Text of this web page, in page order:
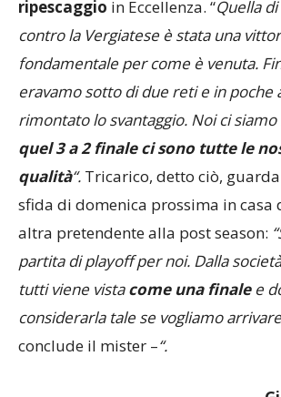
compagini per stabilire la classifica
ripescaggioin Eccellenza. “ Quella di
contro la Vergiatese è stata una
fondamentale per come è venuta.
eravamo sotto di due reti e in poche
rimontato lo svantaggio. Noi ci siamo
quel 3 a 2 finale ci sono tutte le
qualità “.Tricarico, detto ciò,
sfida di domenica prossima in casa
altra pretendente alla post season:
partita di playoff per noi. Dalla
tuttiviene vistacome una finalee
considerarla tale se vogliamo arrivare